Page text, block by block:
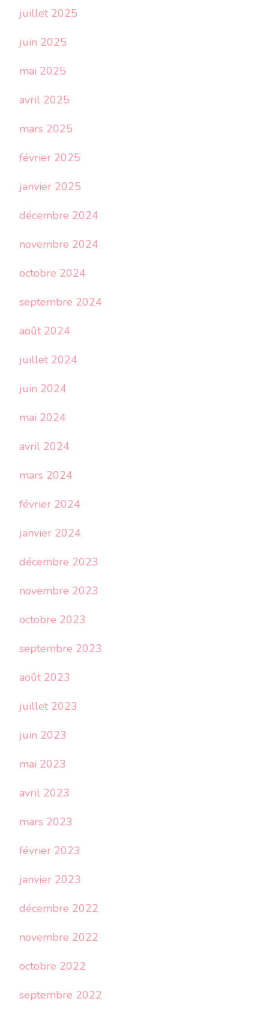
juillet 2025
juin 2025
mai 2025
avril 2025
mars 2025
février 2025
janvier 2025
décembre 2024
novembre 2024
octobre 2024
septembre 2024
août 2024
juillet 2024
juin 2024
mai 2024
avril 2024
mars 2024
février 2024
janvier 2024
décembre 2023
novembre 2023
octobre 2023
septembre 2023
août 2023
juillet 2023
juin 2023
mai 2023
avril 2023
mars 2023
février 2023
janvier 2023
décembre 2022
novembre 2022
octobre 2022
septembre 2022